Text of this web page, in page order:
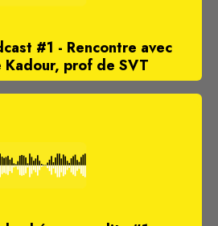
#1 - Rencontre avec
Kadour, prof de SVT